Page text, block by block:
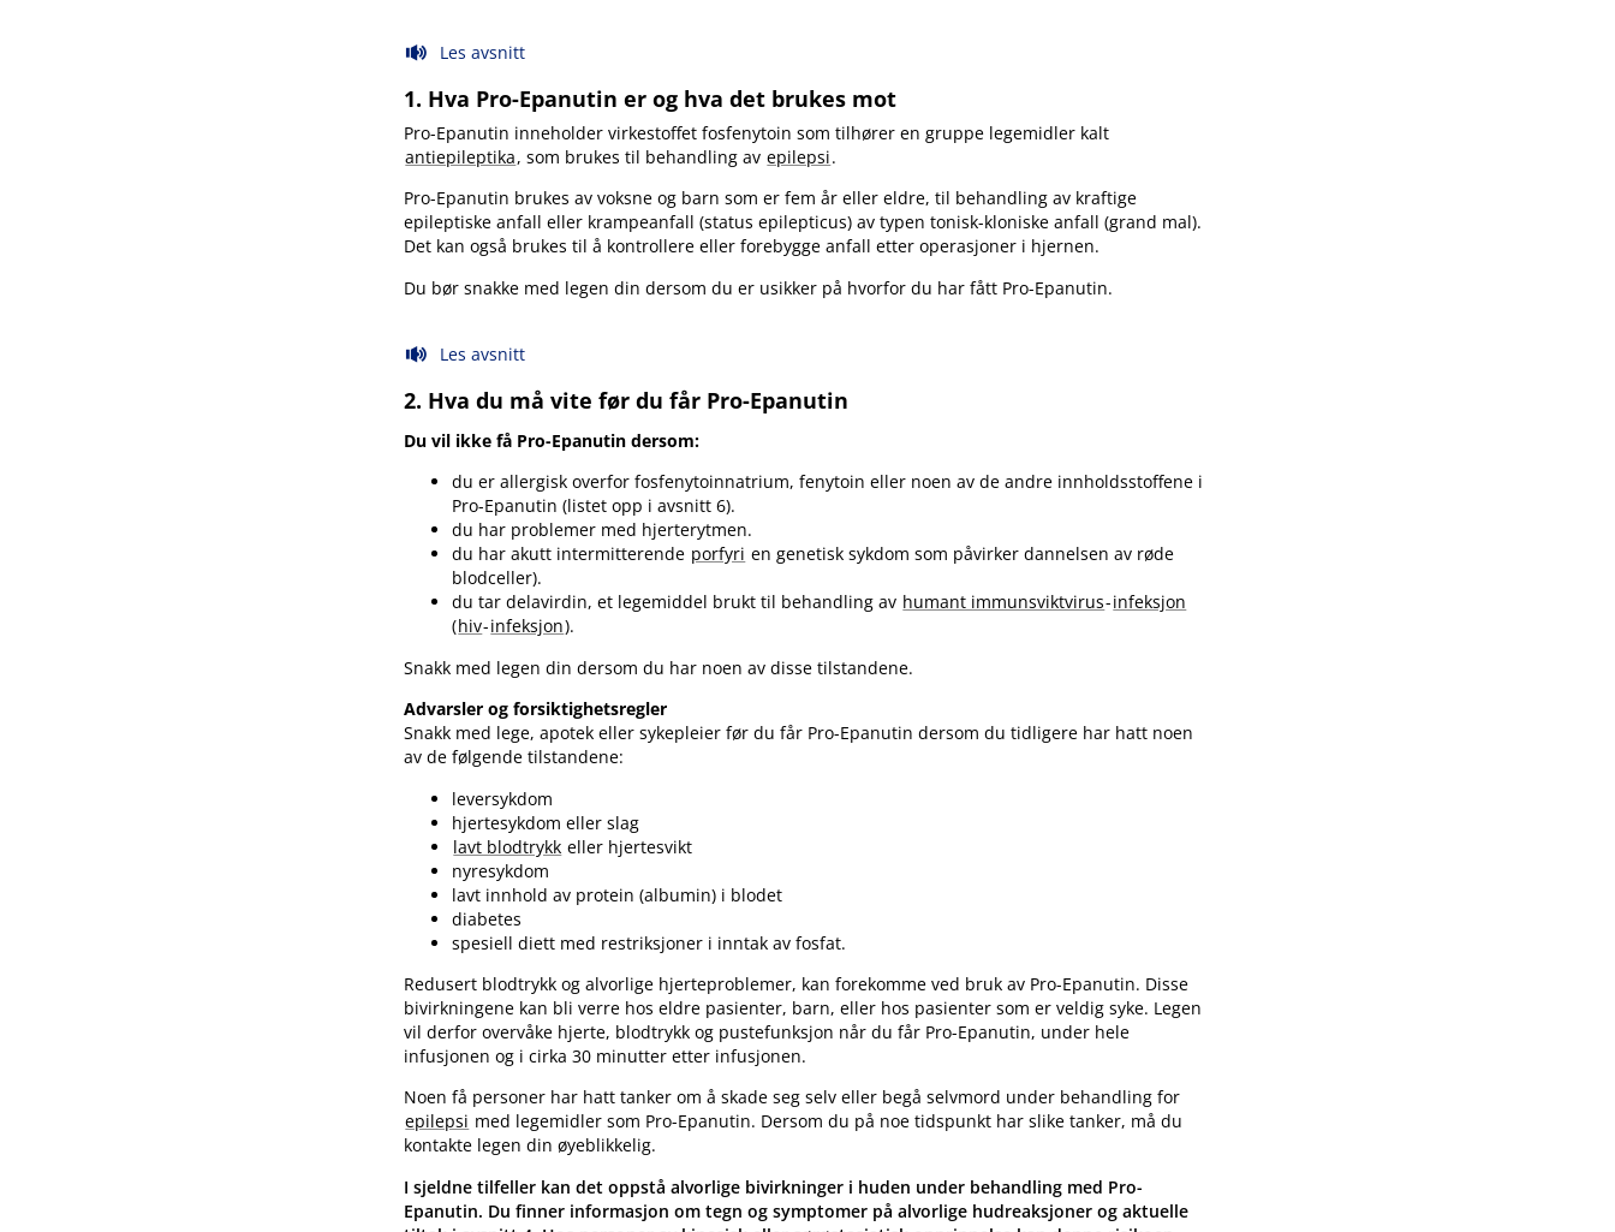
Les avsnitt
1. Hva Pro-Epanutin er og hva det brukes mot
Pro-Epanutin inneholder virkestoffet fosfenytoin som tilhører en gruppe legemidler kalt
antiepileptika, som brukes til behandling av epilepsi.
Pro-Epanutin brukes av voksne og barn som er fem år eller eldre, til behandling av kraftige
epileptiske anfall eller krampeanfall (status epilepticus) av typen tonisk-kloniske anfall (grand mal).
Det kan også brukes til å kontrollere eller forebygge anfall etter operasjoner i hjernen.
Du bør snakke med legen din dersom du er usikker på hvorfor du har fått Pro-Epanutin.
Les avsnitt
2. Hva du må vite før du får Pro-Epanutin
Du vil ikke få Pro-Epanutin dersom:
du er allergisk overfor fosfenytoinnatrium, fenytoin eller noen av de andre innholdsstoffene i
Pro-Epanutin (listet opp i avsnitt 6).
du har problemer med hjerterytmen.
du har akutt intermitterende porfyri en genetisk sykdom som påvirker dannelsen av røde
blodceller).
du tar delavirdin, et legemiddel brukt til behandling av humant immunsviktvirus-infeksjon
(hiv-infeksjon).
Snakk med legen din dersom du har noen av disse tilstandene.
Advarsler og forsiktighetsregler
Snakk med lege, apotek eller sykepleier før du får Pro-Epanutin dersom du tidligere har hatt noen
av de følgende tilstandene:
leversykdom
hjertesykdom eller slag
lavt blodtrykk eller hjertesvikt
nyresykdom
lavt innhold av protein (albumin) i blodet
diabetes
spesiell diett med restriksjoner i inntak av fosfat.
Redusert blodtrykk og alvorlige hjerteproblemer, kan forekomme ved bruk av Pro-Epanutin. Disse
bivirkningene kan bli verre hos eldre pasienter, barn, eller hos pasienter som er veldig syke. Legen
vil derfor overvåke hjerte, blodtrykk og pustefunksjon når du får Pro-Epanutin, under hele
infusjonen og i cirka 30 minutter etter infusjonen.
Noen få personer har hatt tanker om å skade seg selv eller begå selvmord under behandling for
epilepsi med legemidler som Pro-Epanutin. Dersom du på noe tidspunkt har slike tanker, må du
kontakte legen din øyeblikkelig.
I sjeldne tilfeller kan det oppstå alvorlige bivirkninger i huden under behandling med Pro-
Epanutin. Du finner informasjon om tegn og symptomer på alvorlige hudreaksjoner og aktuelle